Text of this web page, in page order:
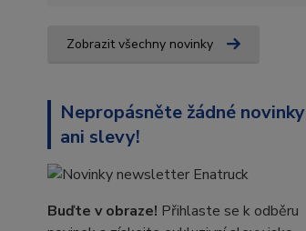
Zobrazit všechny novinky
Nepropásněte žádné novinky
ani slevy!
Buďte v obraze! Přihlaste se k odběru